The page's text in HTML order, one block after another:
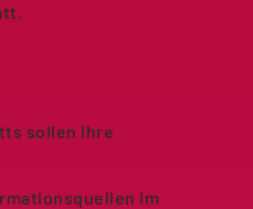
sollen Ihre
im